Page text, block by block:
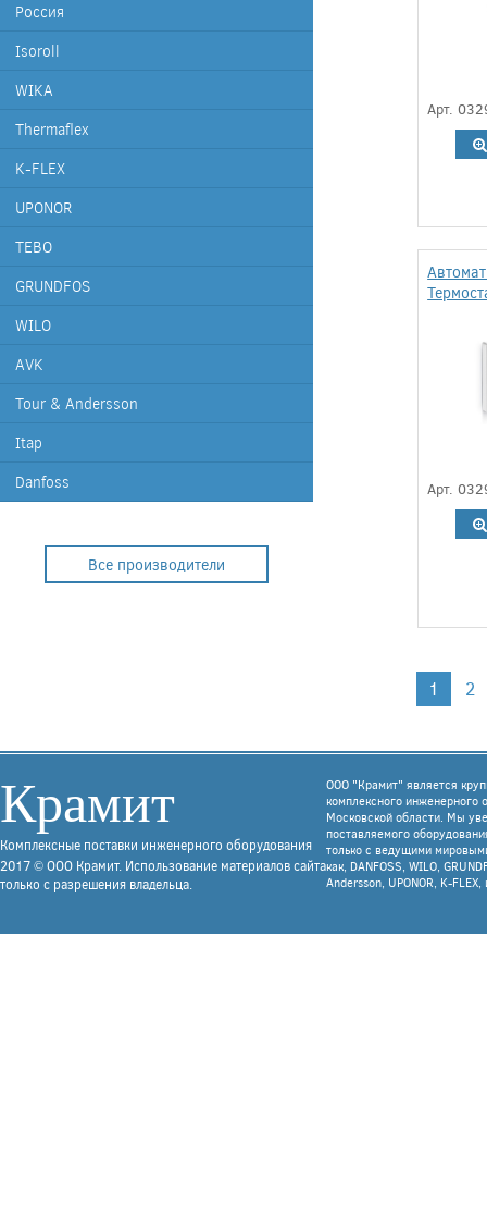
Россия
Isoroll
WIKA
Thermaflex
K-FLEX
UPONOR
TEBO
GRUNDFOS
WILO
AVK
Tour & Andersson
Itap
Danfoss
Все производители
Арт.
Арт.
1 2
Крамит
Комплексные поставки инженерного оборудования
2017 © ООО Крамит. Использование материалов сайта
только с разрешения владельца.
ООО "Крамит" является
комплексного инженерного
Московской области. Мы
поставляемого
только с ведущими
как, DANFOSS, WILO,
Andersson, UPONOR, K-